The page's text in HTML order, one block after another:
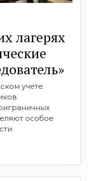
лагерях
учете
особое